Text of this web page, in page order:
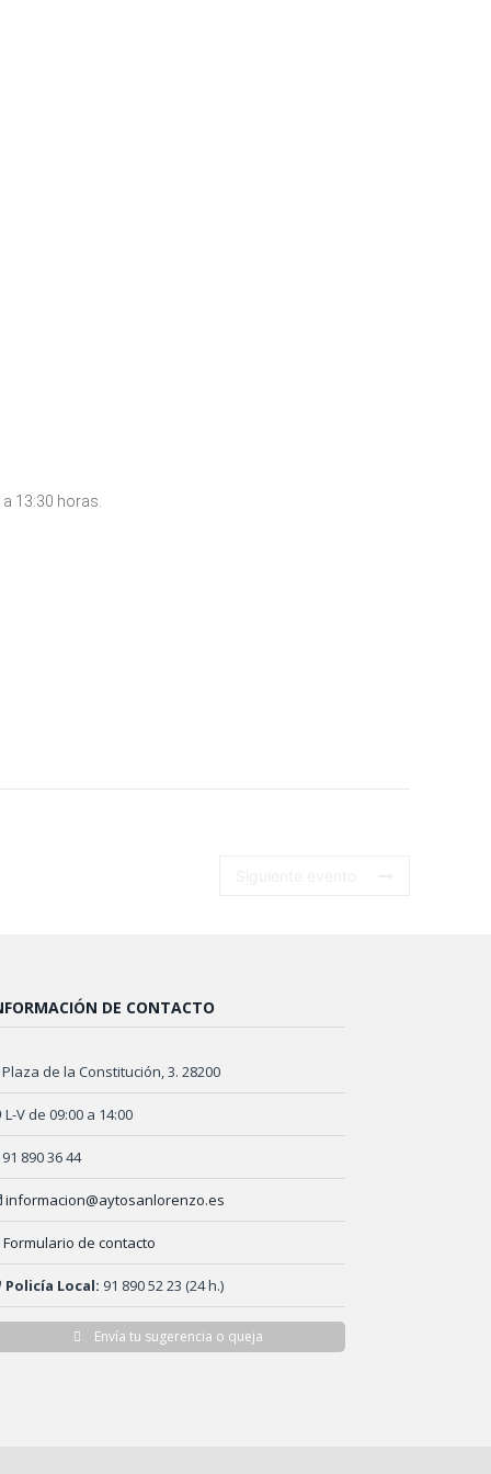
13:30 horas.
DE CONTACTO
Plaza de la Constitución, 3. 28200
L-V de 09:00 a 14:00
91 890 36 44
informacion@aytosanlorenzo.es
Formulario de contacto
Policía Local: 91 890 52 23 (24 h.)
Envía tu sugerencia o queja